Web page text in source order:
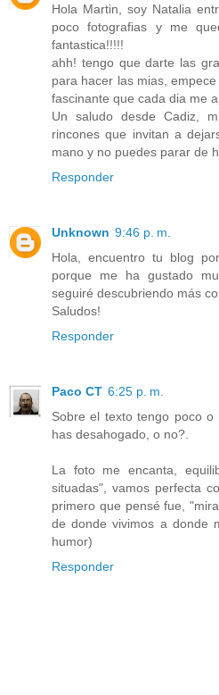
Hola Martin, soy Natalia
poco fotografias y me
fantastica!!!!!
ahh! tengo que darte las
para hacer las mias,
fascinante que cada dia me
Un saludo desde Cadiz,
rincones que invitan a
mano y no puedes parar de
Responder
Unknown 9:46 p. m.
Hola, encuentro tu blog
porque me ha gustado
seguiré descubriendo más
Saludos!
Responder
Paco CT 6:25 p. m.
Sobre el texto tengo poco
has desahogado, o no?.
La foto me encanta,
situadas", vamos perfecta
primero que pensé fue,
de donde vivimos a donde
humor)
Responder